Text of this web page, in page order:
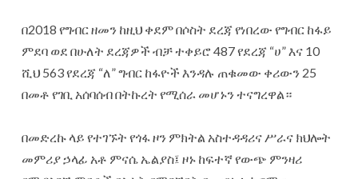
‎በ2018 የግብር ዘመን ከዚህ ቀደም በሶስት ደረጃ የነበረው የግብር ከፋይ
ምደባ ወደ በሁለት ደረጃዎች ብቻ ተቀይሮ 487 የደረጃ “ሀ” እና 10
ሺህ 563 የደረጃ “ለ” ግብር ከፋዮች እንዳሉ ጠቁመው ቀሪውን 25
በመቶ የገቢ አሰባሰብ በትኩረት የሚሰራ መሆኑን ተናግረዋል።
‎በመድረኩ ላይ የተገኙት የጎፋ ዞን ምክትል አስተዳዳሪና ሥራና ክህሎት
መምሪያ ኃላፊ አቶ ምናሴ ኤልያስ፤ ‎ዞኑ ከፍተኛ የውጭ ምንዛሪ